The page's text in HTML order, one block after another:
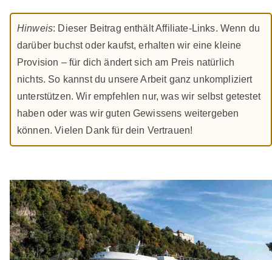
Hinweis: Dieser Beitrag enthält Affiliate-Links. Wenn du
darüber buchst oder kaufst, erhalten wir eine kleine
Provision – für dich ändert sich am Preis natürlich
nichts. So kannst du unsere Arbeit ganz unkompliziert
unterstützen. Wir empfehlen nur, was wir selbst getestet
haben oder was wir guten Gewissens weitergeben
können. Vielen Dank für dein Vertrauen!